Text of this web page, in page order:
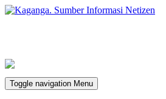
Toggle navigation Menu